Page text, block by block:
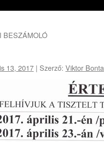
BESZÁMOLÓ
13, 2017 | Szerző: Viktor Bonta